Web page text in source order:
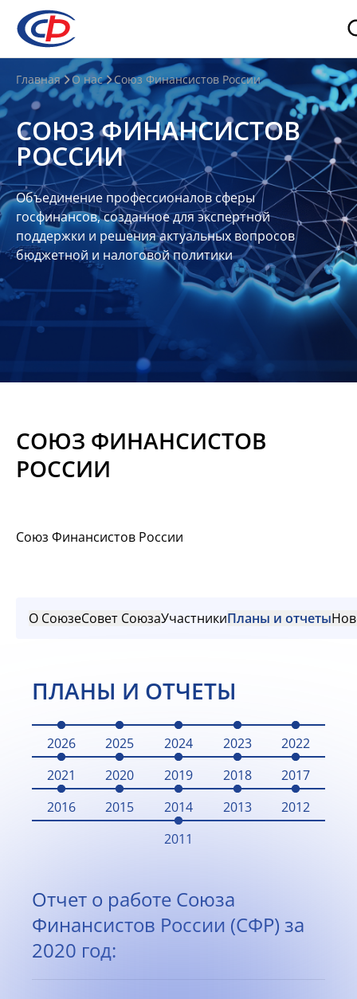
О
нас
О
СФР
Совет
Союза
Участники
Планы
отчеты
Контакты
Материалы
Главная О нас Союз Финансистов России
СОЮЗ ФИНАНСИСТОВ
РОССИИ
Объединение профессионалов сферы
госфинансов, созданное для экспертной
поддержки и решения актуальных вопросов
бюджетной и налоговой политики
СОЮЗ ФИНАНСИСТОВ
РОССИИ
Союз Финансистов России
О СоюзеСовет СоюзаУчастникиПланы и отчеты
ПЛАНЫ И ОТЧЕТЫ
2026 2025 2024 2023
2022
2021
2020 2019 2018
2017
2016
2015 2014 2013
2012
2011
Отчет о работе Союза
Финансистов России (СФР) за
2020 год: